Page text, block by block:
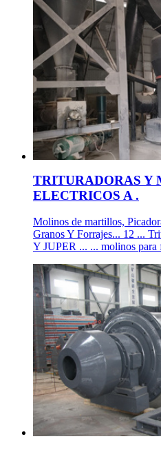
TRITURADORAS Y
ELECTRICOS A .
Molinos de martillos,
Granos Y Forrajes... 12 ...
Y JUPER ... ... molinos para